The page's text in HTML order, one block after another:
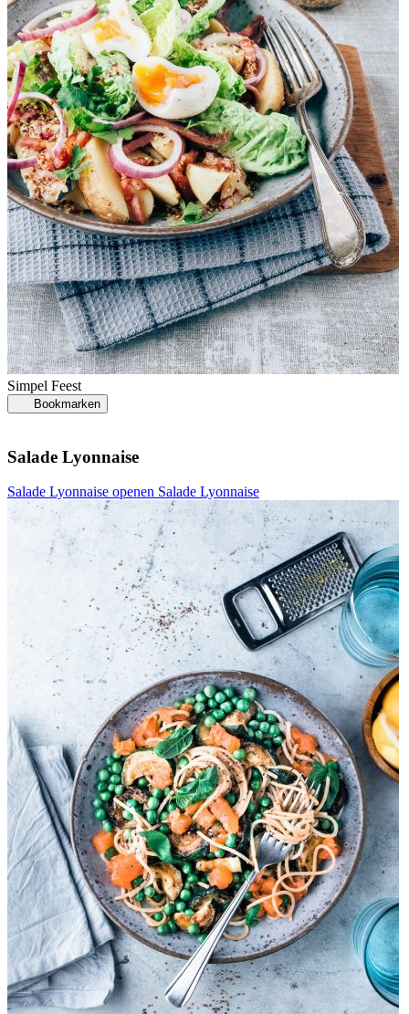
Simpel Feest
Bookmarken
Salade Lyonnaise
Salade Lyonnaise openen Salade Lyonnaise